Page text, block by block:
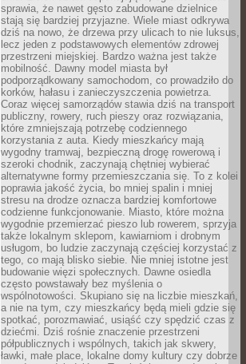
sprawia, że nawet gęsto zabudowane dzielnice
stają się bardziej przyjazne. Wiele miast odkrywa
dziś na nowo, że drzewa przy ulicach to nie luksus,
lecz jeden z podstawowych elementów zdrowej
przestrzeni miejskiej. Bardzo ważna jest także
mobilność. Dawny model miasta był
podporządkowany samochodom, co prowadziło do
korków, hałasu i zanieczyszczenia powietrza.
Coraz więcej samorządów stawia dziś na transport
publiczny, rowery, ruch pieszy oraz rozwiązania,
które zmniejszają potrzebę codziennego
korzystania z auta. Kiedy mieszkańcy mają
wygodny tramwaj, bezpieczną drogę rowerową i
szeroki chodnik, zaczynają chętniej wybierać
alternatywne formy przemieszczania się. To z kolei
poprawia jakość życia, bo mniej spalin i mniej
stresu na drodze oznacza bardziej komfortowe
codzienne funkcjonowanie. Miasto, które można
wygodnie przemierzać pieszo lub rowerem, sprzyja
także lokalnym sklepom, kawiarniom i drobnym
usługom, bo ludzie zaczynają częściej korzystać z
tego, co mają blisko siebie. Nie mniej istotne jest
budowanie więzi społecznych. Dawne osiedla
często powstawały bez myślenia o
wspólnotowości. Skupiano się na liczbie mieszkań,
a nie na tym, czy mieszkańcy będą mieli gdzie się
spotkać, porozmawiać, usiąść czy spędzić czas z
dziećmi. Dziś rośnie znaczenie przestrzeni
półpublicznych i wspólnych, takich jak skwery,
ławki, małe place, lokalne domy kultury czy dobrze